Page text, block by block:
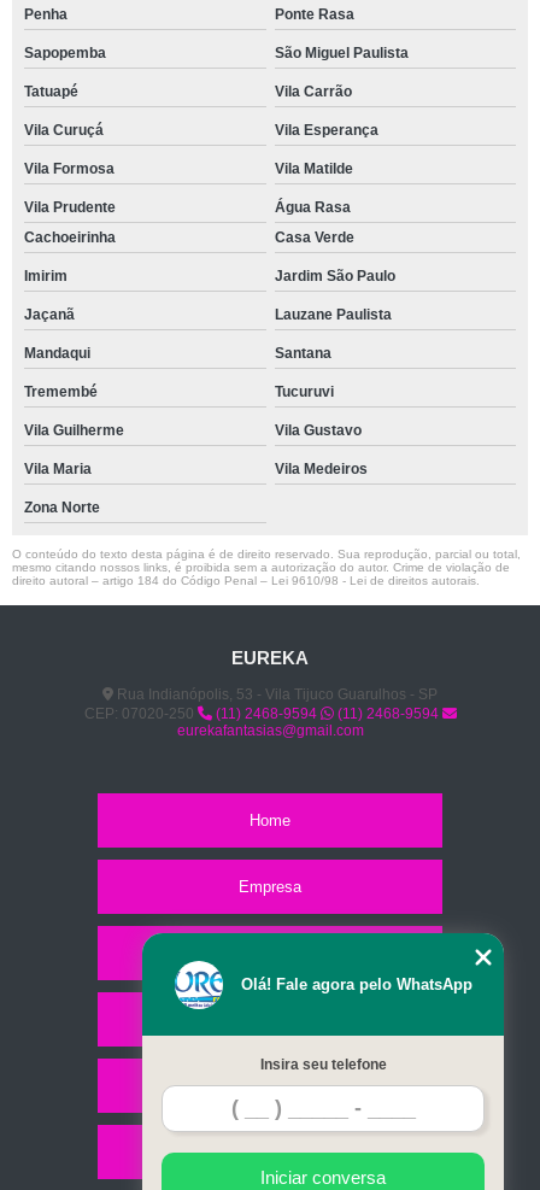
Penha Ponte Rasa
Sapopemba São Miguel Paulista
Tatuapé Vila Carrão
Vila Curuçá Vila Esperança
Vila Formosa Vila Matilde
Vila Prudente
Água Rasa
Cachoeirinha
Casa Verde
Imirim Jardim São Paulo
Jaçanã Lauzane Paulista
Mandaqui Santana
Tremembé Tucuruvi
Vila Guilherme Vila Gustavo
Vila Maria Vila Medeiros
Zona Norte
O conteúdo do texto desta página é de direito reservado. Sua reprodução, parcial ou total,
mesmo citando nossos links, é proibida sem a autorização do autor. Crime de violação de
direito autoral – artigo 184 do Código Penal – Lei 9610/98 - Lei de direitos autorais
EUREKA
Rua Indianópolis, 53 - Vila Tijuco Guarulhos - SP
CEP: 07020-250
(11) 2468-9594
(11) 2468-9594
eurekafantasias@gmail.com
Home
Empresa
Contato
Mapa do site
Olá! Fale agora pelo WhatsApp
Insira seu telefone
Iniciar conversa